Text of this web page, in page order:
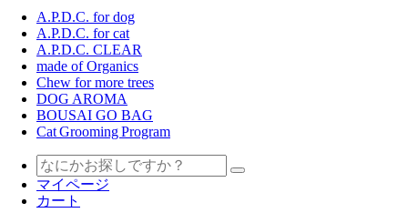
A.P.D.C. for dog
A.P.D.C. for cat
A.P.D.C. CLEAR
made of Organics
Chew for more trees
DOG AROMA
BOUSAI GO BAG
Cat Grooming Program
マイページ
カート